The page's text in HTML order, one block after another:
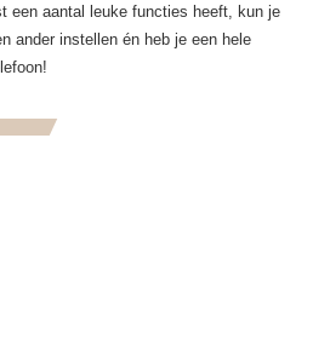
een aantal leuke functies heeft, kun je
ander instellen én heb je een hele